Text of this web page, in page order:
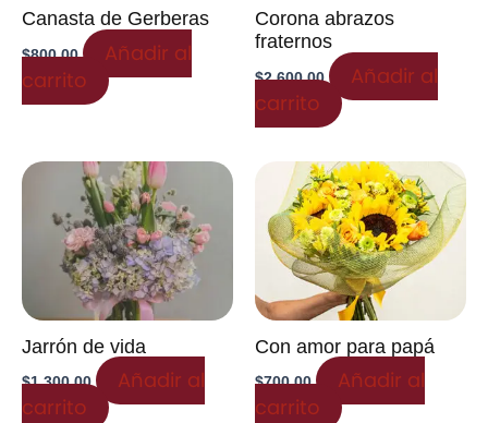
Canasta de Gerberas
$800.00
Añadir al
carrito
Corona abrazos
fraternos
$2,600.00
Añadir al
carrito
Jarrón de vida
$1,300.00
Añadir al
carrito
Con amor para papá
$700.00
Añadir al
carrito